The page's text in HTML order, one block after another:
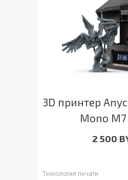
3D принтер
Mono
2 500
Технология печати